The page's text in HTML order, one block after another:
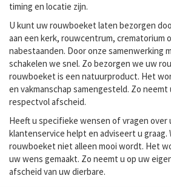
timing en locatie zijn.
U kunt uw rouwboeket laten bezorgen
aan een kerk, rouwcentrum, crematorium
nabestaanden. Door onze samenwerking
schakelen we snel. Zo bezorgen we uw
rouwboeket is een natuurproduct. Het
en vakmanschap samengesteld. Zo neemt
respectvol afscheid.
Heeft u specifieke wensen of vragen over
klantenservice helpt en adviseert u graag.
rouwboeket niet alleen mooi wordt. Het
uw wens gemaakt. Zo neemt u op uw
afscheid van uw dierbare.